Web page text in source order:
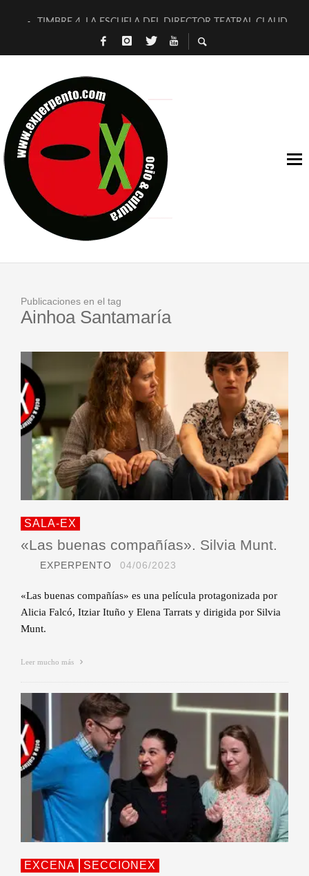
TIMBRE 4, LA ESCUELA DEL DIRECTOR TEATRAL CLAUDIO
30 AÑOS (NO ES NADA) DE LA KATARSIS DEL TOMATAZO
D’BALDOMEROS REINVENTAN [BITÁCORA 3.0] EN EXVITA
MARSHALL FLASH PRESENTA EN EXVITA [RELATIVA
JOFRE BARDAGÍ EN EXVITA INTERPRETANDO A SERRAT
YORCH PRESENTA [CURSO DE ARMONÍA PERSECUTORIA]
MAGALÍ SARE NOS EXPLICA [DESCASADA]
«NO TENGO PUTOS SUEÑOS»
Publicaciones en el tag
Ainhoa Santamaría
SALA-EX
«Las buenas compañías». Silvia Munt.
EXPERPENTO 04/06/2023
«Las buenas compañías» es una película protagonizada por
Alicia Falcó, Itziar Ituño y Elena Tarrats y dirigida por Silvia
Munt.
Leer mucho más
EXCENA SECCIONEX